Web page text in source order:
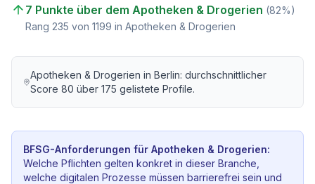
7 Punkte über dem Apotheken & Drogerien (82%)
Rang 235 von 1199 in Apotheken & Drogerien
Apotheken & Drogerien inBerlin: durchschnittlicher
Score80 über175 gelistete Profile.
BFSG-Anforderungen für Apotheken & Drogerien:
Welche Pflichten gelten konkret in dieser Branche,
welche digitalen Prozesse müssen barrierefrei sein und